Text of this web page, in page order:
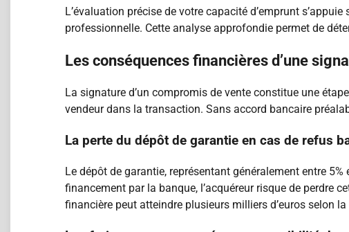
L’évaluation précise de votre capacité d’emprunt
professionnelle. Cette analyse approfondie permet de
Les conséquences financières d’une
La signature d’un compromis de vente constitue une
vendeur dans la transaction. Sans accord bancaire
La perte du dépôt de garantie en cas de refus
Le dépôt de garantie, représentant généralement entre
financement par la banque, l’acquéreur risque de perdre
financière peut atteindre plusieurs milliers d’euros selon